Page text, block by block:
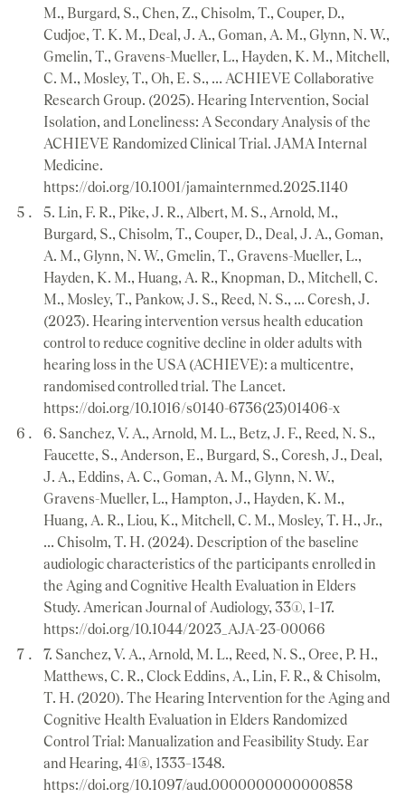
M., Burgard, S., Chen, Z., Chisolm, T., Couper, D.,
Cudjoe, T. K. M., Deal, J. A., Goman, A. M., Glynn, N. W.,
Gmelin, T., Gravens-Mueller, L., Hayden, K. M., Mitchell,
C. M., Mosley, T., Oh, E. S., … ACHIEVE Collaborative
Research Group. (2025). Hearing Intervention, Social
Isolation, and Loneliness: A Secondary Analysis of the
ACHIEVE Randomized Clinical Trial. JAMA Internal
Medicine.
https://doi.org/10.1001/jamainternmed.2025.1140
5. Lin, F. R., Pike, J. R., Albert, M. S., Arnold, M.,
Burgard, S., Chisolm, T., Couper, D., Deal, J. A., Goman,
A. M., Glynn, N. W., Gmelin, T., Gravens-Mueller, L.,
Hayden, K. M., Huang, A. R., Knopman, D., Mitchell, C.
M., Mosley, T., Pankow, J. S., Reed, N. S., … Coresh, J.
(2023). Hearing intervention versus health education
control to reduce cognitive decline in older adults with
hearing loss in the USA (ACHIEVE): a multicentre,
randomised controlled trial. The Lancet.
https://doi.org/10.1016/s0140-6736(23)01406-x
6. Sanchez, V. A., Arnold, M. L., Betz, J. F., Reed, N. S.,
Faucette, S., Anderson, E., Burgard, S., Coresh, J., Deal,
J. A., Eddins, A. C., Goman, A. M., Glynn, N. W.,
Gravens-Mueller, L., Hampton, J., Hayden, K. M.,
Huang, A. R., Liou, K., Mitchell, C. M., Mosley, T. H., Jr.,
… Chisolm, T. H. (2024). Description of the baseline
audiologic characteristics of the participants enrolled in
the Aging and Cognitive Health Evaluation in Elders
Study. American Journal of Audiology, 33(1), 1–17.
https://doi.org/10.1044/2023_AJA-23-00066
7. Sanchez, V. A., Arnold, M. L., Reed, N. S., Oree, P. H.,
Matthews, C. R., Clock Eddins, A., Lin, F. R., & Chisolm,
T. H. (2020). The Hearing Intervention for the Aging and
Cognitive Health Evaluation in Elders Randomized
Control Trial: Manualization and Feasibility Study. Ear
and Hearing, 41(5), 1333–1348.
https://doi.org/10.1097/aud.0000000000000858